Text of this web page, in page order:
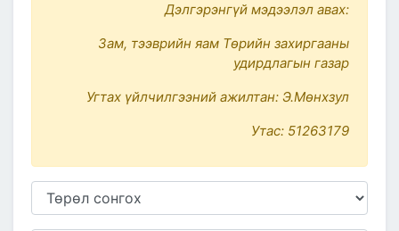
Дэлгэрэнгүй мэдээлэл авах:
Зам, тээврийн яам Төрийн захиргааны
удирдлагын газар
Угтах үйлчилгээний ажилтан: Э.Мөнхзул
Утас: 51263179